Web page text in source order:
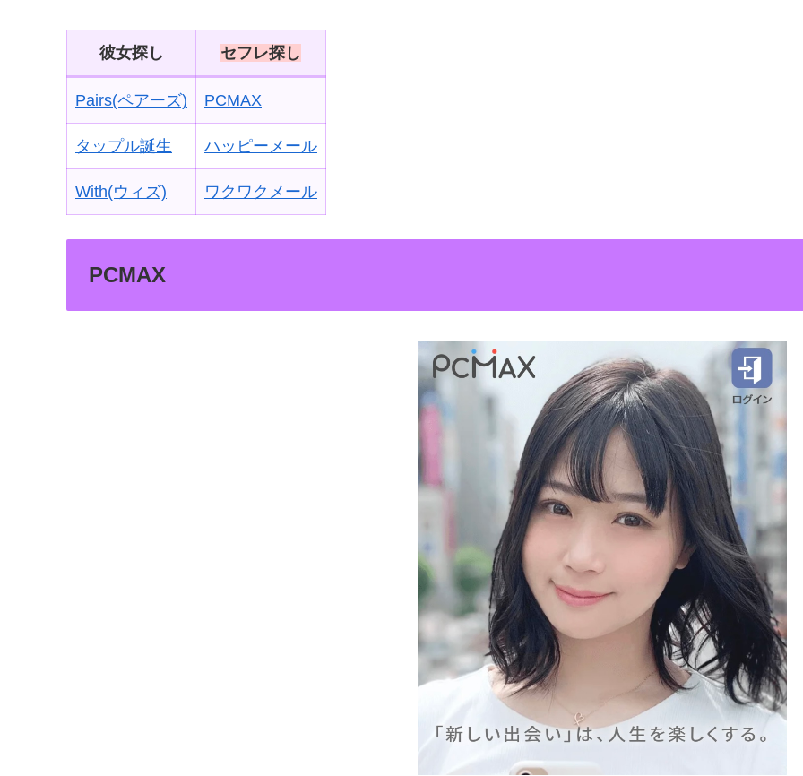
彼女探し セフレ探し
Pairs(ペアーズ) PCMAX
タップル誕生 ハッピーメール
With(ウィズ) ワクワクメール
PCMAX